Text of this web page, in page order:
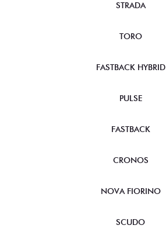
STRADA
TORO
FASTBACK HYBRID
PULSE
FASTBACK
CRONOS
NOVA FIORINO
SCUDO